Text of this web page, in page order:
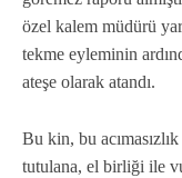
özel kalem müdürü
tekme eyleminin
ateşe olarak atandı.
Bu kin, bu
tutulana, el birliği ile